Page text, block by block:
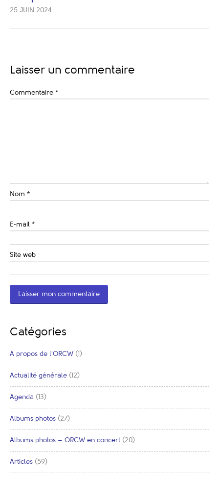
25 JUIN 2024
Laisser un commentaire
Commentaire *
Nom *
E-mail *
Site web
Catégories
A propos de l'ORCW (1)
Actualité générale (12)
Agenda (13)
Albums photos (27)
Albums photos – ORCW en concert (20)
Articles (59)